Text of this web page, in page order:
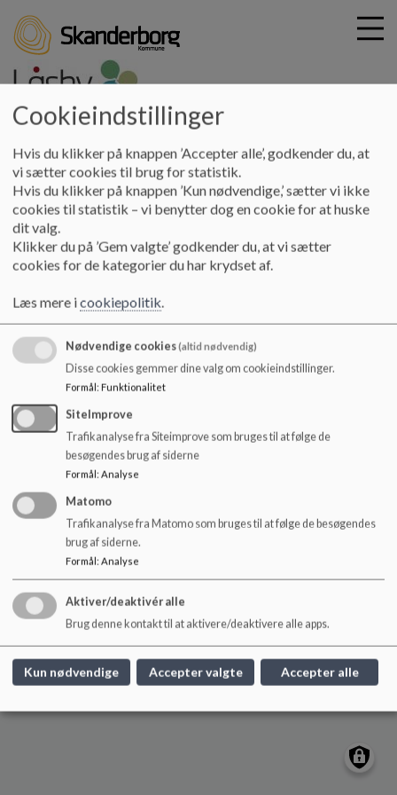
i
laasby-skole
Praktisk info Skolevej og skolebusser
Skolevej og skolebusser
-Vi henviser til midttrafik vedr. busser
https://www.midttrafik.dk/koreplaner/skolebusser/sk
anderborg-kommune/
Låsby Skole
Skolevej 10, 8670 Låsby
laasbyskole@skanderborg.dk
+45 87942750
EAN NR.
5798005707301
Sitemap
Cookie politik
Cookieindstillinger
Hvis du klikker på knappen ’Accepter alle’, godkender du, at
vi sætter cookies til brug for statistik.
Hvis du klikker på knappen ’Kun nødvendige,’ sætter vi ikke
cookies til statistik – vi benytter dog en cookie for at huske
dit valg.
Klikker du på ’Gem valgte’ godkender du, at vi sætter
cookies for de kategorier du har krydset af.
Læs mere icookiepolitik.
Nødvendige cookies(altid nødvendig)
Disse cookies gemmer dine valg om cookieindstillinger.
Formål: Funktionalitet
SiteImprove
Trafikanalyse fra Siteimprove som bruges til at følge de
besøgendes brug af siderne
Formål: Analyse
Matomo
Trafikanalyse fra Matomo som bruges til at følge de besøgendes
brug af siderne.
Formål: Analyse
Aktiver/deaktivér alle
Brug denne kontakt til at aktivere/deaktivere alle apps.
Kun nødvendige Accepter valgte Accepter alle